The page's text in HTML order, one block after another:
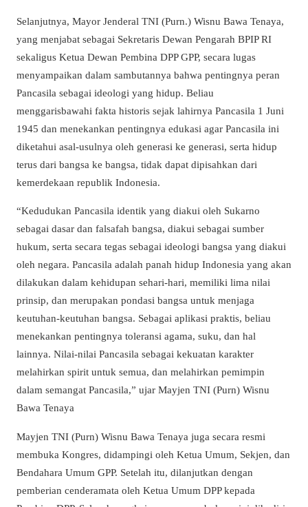
Selanjutnya, Mayor Jenderal TNI (Purn.) Wisnu Bawa Tenaya,
yang menjabat sebagai Sekretaris Dewan Pengarah BPIP RI
sekaligus Ketua Dewan Pembina DPP GPP, secara lugas
menyampaikan dalam sambutannya bahwa pentingnya peran
Pancasila sebagai ideologi yang hidup. Beliau
menggarisbawahi fakta historis sejak lahirnya Pancasila 1 Juni
1945 dan menekankan pentingnya edukasi agar Pancasila ini
diketahui asal-usulnya oleh generasi ke generasi, serta hidup
terus dari bangsa ke bangsa, tidak dapat dipisahkan dari
kemerdekaan republik Indonesia.
“Kedudukan Pancasila identik yang diakui oleh Sukarno
sebagai dasar dan falsafah bangsa, diakui sebagai sumber
hukum, serta secara tegas sebagai ideologi bangsa yang diakui
oleh negara. Pancasila adalah panah hidup Indonesia yang akan
dilakukan dalam kehidupan sehari-hari, memiliki lima nilai
prinsip, dan merupakan pondasi bangsa untuk menjaga
keutuhan-keutuhan bangsa. Sebagai aplikasi praktis, beliau
menekankan pentingnya toleransi agama, suku, dan hal
lainnya. Nilai-nilai Pancasila sebagai kekuatan karakter
melahirkan spirit untuk semua, dan melahirkan pemimpin
dalam semangat Pancasila,” ujar Mayjen TNI (Purn) Wisnu
Bawa Tenaya
Mayjen TNI (Purn) Wisnu Bawa Tenaya juga secara resmi
membuka Kongres, didampingi oleh Ketua Umum, Sekjen, dan
Bendahara Umum GPP. Setelah itu, dilanjutkan dengan
pemberian cenderamata oleh Ketua Umum DPP kepada